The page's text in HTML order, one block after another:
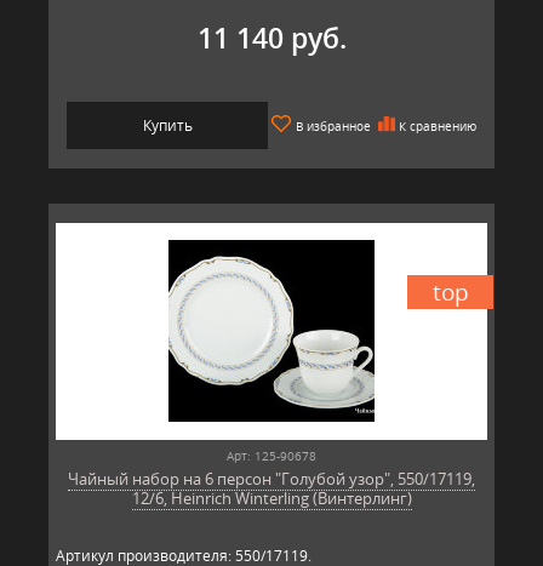
11 140 руб.
Купить В избранное К сравнению
top
Арт: 125-90678
Чайный набор на 6 персон "Голубой узор", 550/17119,
12/6, Heinrich Winterling (Винтерлинг)
Артикул производителя: 550/17119.